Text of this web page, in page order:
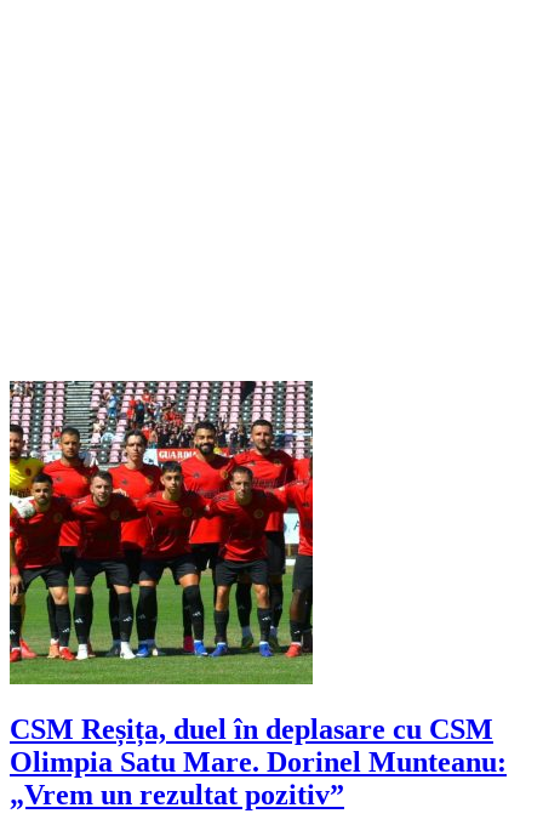
CSM Reșița, duel în deplasare cu CSM
Olimpia Satu Mare. Dorinel Munteanu:
„Vrem un rezultat pozitiv”